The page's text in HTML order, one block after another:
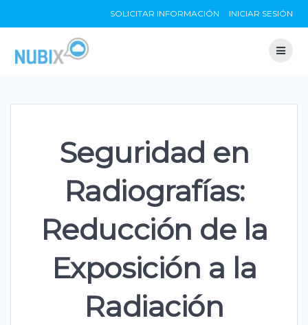
to
SOLICITAR INFORMACIÓN INICIAR SESIÓN
Seguridad en
Radiografías:
Reducción de la
Exposición a la
Radiación